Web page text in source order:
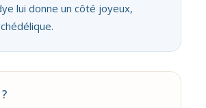
lui donne un côté joyeux,